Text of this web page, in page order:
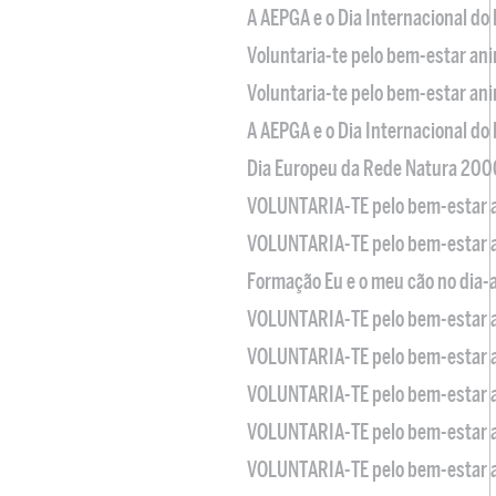
A AEPGA e o Dia Internacional
Voluntaria-te pelo bem-estar
Voluntaria-te pelo bem-estar
A AEPGA e o Dia Internacional
Dia Europeu da Rede Natura
VOLUNTARIA-TE pelo bem-estar
VOLUNTARIA-TE pelo bem-estar
Formação Eu e o meu cão no
VOLUNTARIA-TE pelo bem-estar
VOLUNTARIA-TE pelo bem-estar
VOLUNTARIA-TE pelo bem-estar
VOLUNTARIA-TE pelo bem-estar
VOLUNTARIA-TE pelo bem-estar